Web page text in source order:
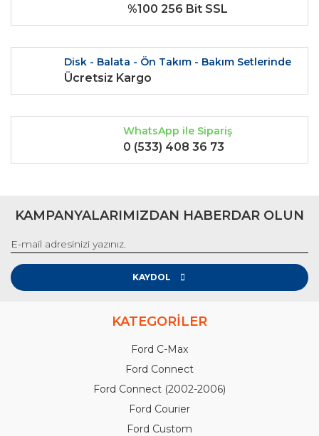
Gönder
%100 256 Bit SSL
Disk - Balata - Ön Takım - Bakım Setlerinde
Ücretsiz Kargo
WhatsApp ile Sipariş
0 (533) 408 36 73
KAMPANYALARIMIZDAN HABERDAR OLUN
KAYDOL
KATEGORİLER
Ford C-Max
Ford Connect
Ford Connect (2002-2006)
Ford Courier
Ford Custom